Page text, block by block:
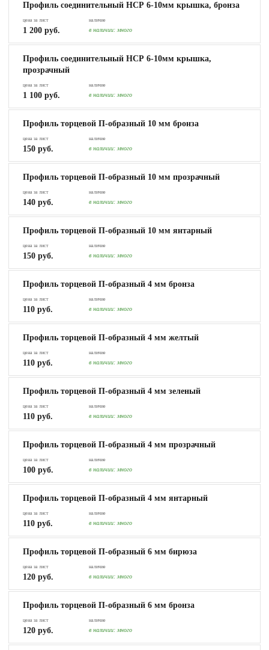
Профиль соединительный НСР 6-10мм крышка, бронза
цена за лист
1 200 руб.
наличие
в наличии: много
Профиль соединительный НСР 6-10мм крышка,
прозрачный
цена за лист
1 100 руб.
наличие
в наличии: много
Профиль торцевой П-образный 10 мм бронза
цена за лист
150 руб.
наличие
в наличии: много
Профиль торцевой П-образный 10 мм прозрачный
цена за лист
140 руб.
наличие
в наличии: много
Профиль торцевой П-образный 10 мм янтарный
цена за лист
150 руб.
наличие
в наличии: много
Профиль торцевой П-образный 4 мм бронза
цена за лист
110 руб.
наличие
в наличии: много
Профиль торцевой П-образный 4 мм желтый
цена за лист
110 руб.
наличие
в наличии: много
Профиль торцевой П-образный 4 мм зеленый
цена за лист
110 руб.
наличие
в наличии: много
Профиль торцевой П-образный 4 мм прозрачный
цена за лист
100 руб.
наличие
в наличии: много
Профиль торцевой П-образный 4 мм янтарный
цена за лист
110 руб.
наличие
в наличии: много
Профиль торцевой П-образный 6 мм бирюза
цена за лист
120 руб.
наличие
в наличии: много
Профиль торцевой П-образный 6 мм бронза
цена за лист
120 руб.
наличие
в наличии: много